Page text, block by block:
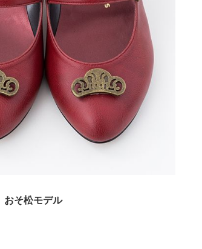
おそ松モデル